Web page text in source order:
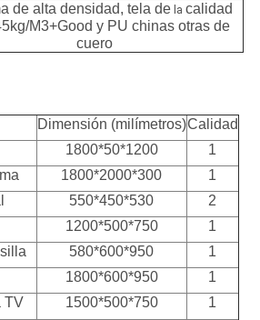
de alta densidad, tela de lacalidad
M3+Good y PU chinas otras de
cuero
Dimensión (milímetros)Calidad
1800*50*1200
1
1800*2000*300
1
550*450*530
2
1200*500*750
1
580*600*950
1
1800*600*950
1
TV 1500*500*750
1